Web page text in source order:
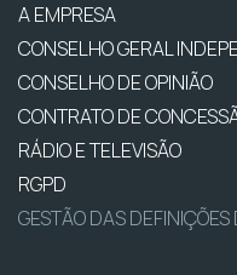
A EMPRESA
CONSELHO GERAL
CONSELHO DE OPINIÃO
CONTRATO DE
RÁDIO E TELEVISÃO
RGPD
GESTÃO DAS DEFINIÇÕES